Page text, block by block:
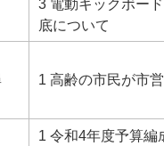
3 電動キックボー
底について
1 高齢の市民が市
1 令和4年度予算編